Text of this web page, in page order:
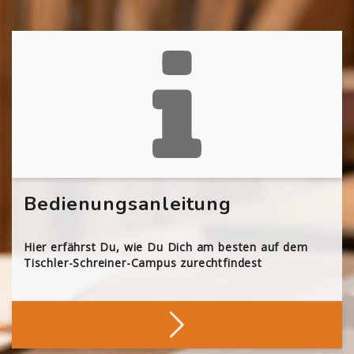
Bedienungsanleitung
Hier erfährst Du, wie Du Dich am besten auf dem
Tischler-Schreiner-Campus zurechtfindest